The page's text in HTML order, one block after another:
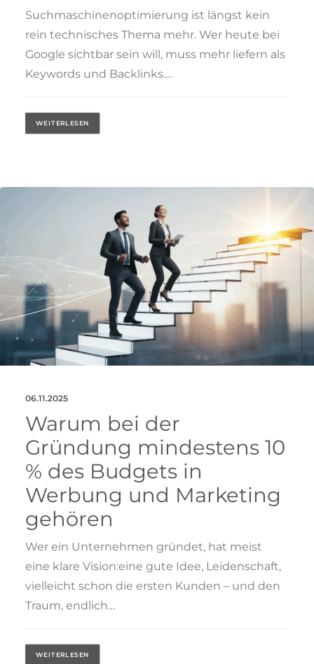
Suchmaschinenoptimierung ist längst kein
rein technisches Thema mehr. Wer heute bei
Google sichtbar sein will, muss mehr liefern als
Keywords und Backlinks.…
WEITERLESEN
06.11.2025
Warum bei der
Gründung mindestens 10
% des Budgets in
Werbung und Marketing
gehören
Wer ein Unternehmen gründet, hat meist
eine klare Vision:eine gute Idee, Leidenschaft,
vielleicht schon die ersten Kunden – und den
Traum, endlich…
WEITERLESEN